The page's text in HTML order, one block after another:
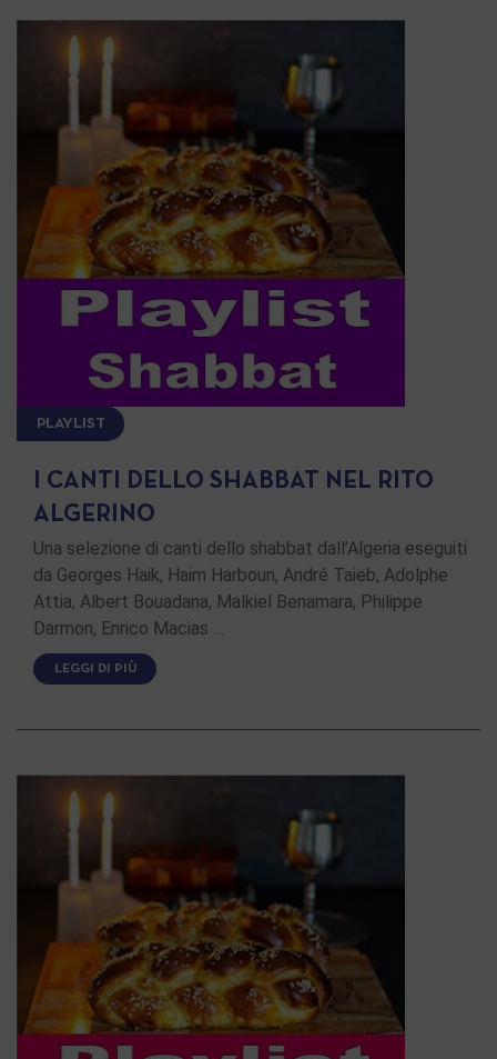
PLAYLIST
I CANTI DELLO SHABBAT NEL RITO
ALGERINO
Una selezione di canti dello shabbat dall’Algeria eseguiti
da Georges Haik, Haim Harboun, André Taieb, Adolphe
Attia, Albert Bouadana, Malkiel Benamara, Philippe
Darmon, Enrico Macias …
LEGGI DI PIÙ